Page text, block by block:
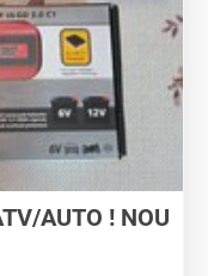
AUTO ! NOU